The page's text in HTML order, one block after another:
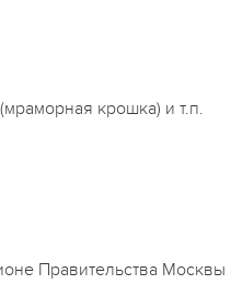
крошка) и т.п.
Правительства